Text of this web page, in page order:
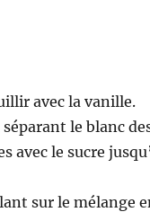
avec la vanille.
le blanc
avec le sucre
sur le mélange